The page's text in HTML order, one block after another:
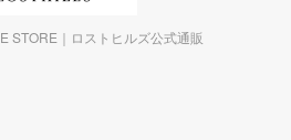
STORE｜ロストヒルズ公式通販